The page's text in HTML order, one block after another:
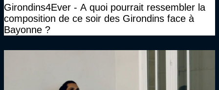
Girondins4Ever - A quoi pourrait ressembler la
composition de ce soir des Girondins face à
Bayonne ?